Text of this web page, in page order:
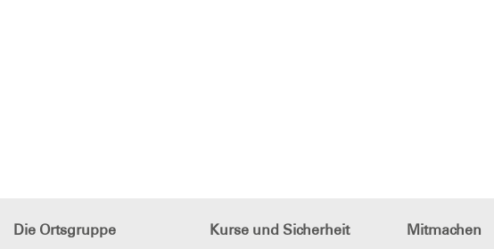
Die Ortsgruppe Kurse und Sicherheit Mitmachen